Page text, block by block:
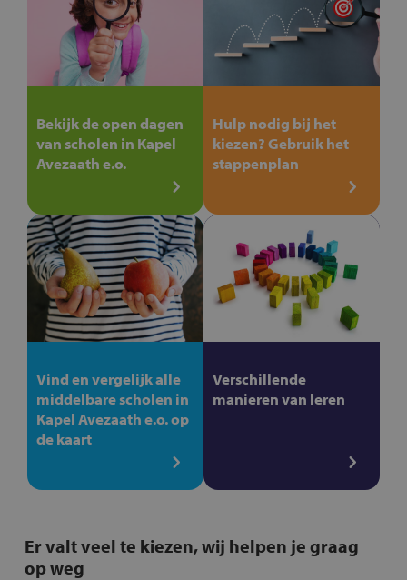
Bekijk de open dagen
van scholen in Kapel
Avezaath e.o.
Hulp nodig bij het
kiezen? Gebruik het
stappenplan
Vind en vergelijk alle
middelbare scholen in
Kapel Avezaath e.o. op
de kaart
Verschillende
manieren van leren
Er valt veel te kiezen, wij helpen je graag
op weg